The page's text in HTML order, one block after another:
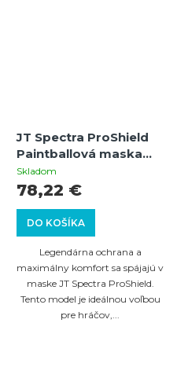
JT Spectra ProShield
Paintballová maska
Thermal Black/Olive
Skladom
DO KOŠÍKA
78,22 €
Legendárna ochrana a
maximálny komfort sa spájajú v
maske JT Spectra ProShield.
Tento model je ideálnou voľbou
pre hráčov,...